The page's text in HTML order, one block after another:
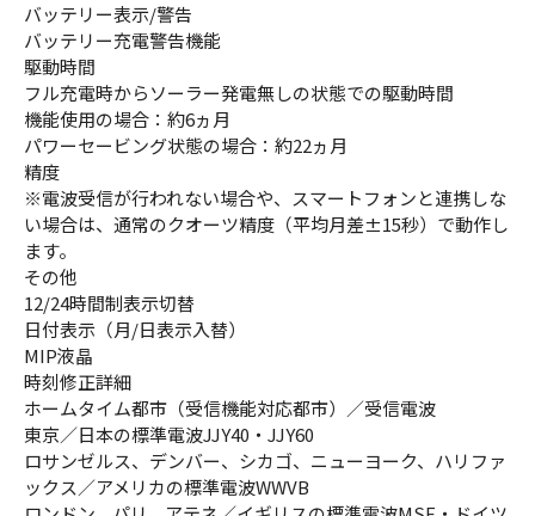
バッテリー表示/警告
バッテリー充電警告機能
駆動時間
フル充電時からソーラー発電無しの状態での駆動時間
機能使用の場合：約6ヵ月
パワーセービング状態の場合：約22ヵ月
精度
※電波受信が行われない場合や、スマートフォンと連携しな
い場合は、通常のクオーツ精度（平均月差±15秒）で動作し
ます。
その他
12/24時間制表示切替
日付表示（月/日表示入替）
MIP液晶
時刻修正詳細
ホームタイム都市（受信機能対応都市）／受信電波
東京／日本の標準電波JJY40・JJY60
ロサンゼルス、デンバー、シカゴ、ニューヨーク、ハリファ
ックス／アメリカの標準電波WWVB